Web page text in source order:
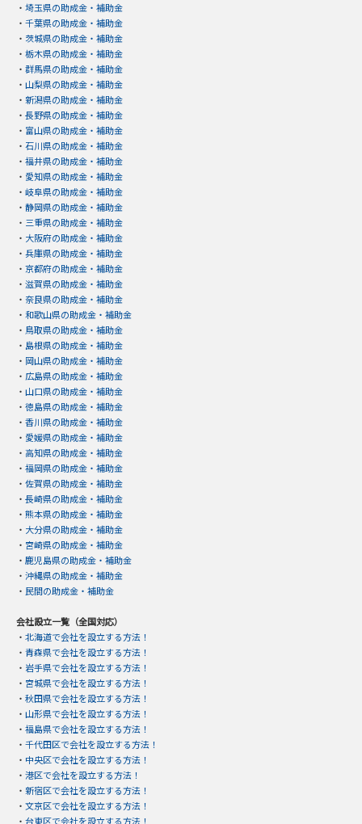
・ 埼玉県の助成金・補助金
・ 千葉県の助成金・補助金
・ 茨城県の助成金・補助金
・ 栃木県の助成金・補助金
・ 群馬県の助成金・補助金
・ 山梨県の助成金・補助金
・ 新潟県の助成金・補助金
・ 長野県の助成金・補助金
・ 富山県の助成金・補助金
・ 石川県の助成金・補助金
・ 福井県の助成金・補助金
・ 愛知県の助成金・補助金
・ 岐阜県の助成金・補助金
・ 静岡県の助成金・補助金
・ 三重県の助成金・補助金
・ 大阪府の助成金・補助金
・ 兵庫県の助成金・補助金
・ 京都府の助成金・補助金
・ 滋賀県の助成金・補助金
・ 奈良県の助成金・補助金
・ 和歌山県の助成金・補助金
・ 鳥取県の助成金・補助金
・ 島根県の助成金・補助金
・ 岡山県の助成金・補助金
・ 広島県の助成金・補助金
・ 山口県の助成金・補助金
・ 徳島県の助成金・補助金
・ 香川県の助成金・補助金
・ 愛媛県の助成金・補助金
・ 高知県の助成金・補助金
・ 福岡県の助成金・補助金
・ 佐賀県の助成金・補助金
・ 長崎県の助成金・補助金
・ 熊本県の助成金・補助金
・ 大分県の助成金・補助金
・ 宮崎県の助成金・補助金
・ 鹿児島県の助成金・補助金
・ 沖縄県の助成金・補助金
・ 民間の助成金・補助金
会社設立一覧（全国対応）
・ 北海道で会社を設立する方法！
・ 青森県で会社を設立する方法！
・ 岩手県で会社を設立する方法！
・ 宮城県で会社を設立する方法！
・ 秋田県で会社を設立する方法！
・ 山形県で会社を設立する方法！
・ 福島県で会社を設立する方法！
・ 千代田区で会社を設立する方法！
・ 中央区で会社を設立する方法！
・ 港区で会社を設立する方法！
・ 新宿区で会社を設立する方法！
・ 文京区で会社を設立する方法！
・ 台東区で会社を設立する方法！